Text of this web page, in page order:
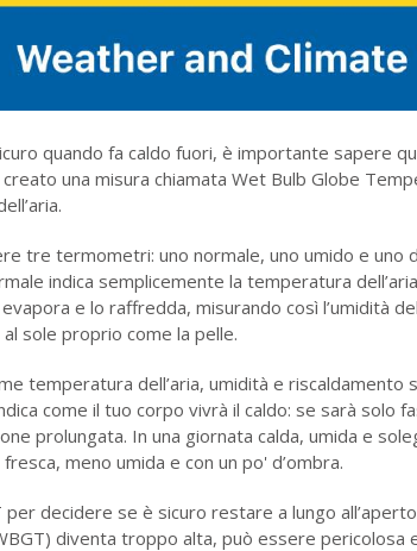
quando fa caldo fuori, è importante sapere
creato una misura chiamata Wet Bulb Globe
tre termometri: uno normale, uno umido e uno
indica semplicemente la temperatura
evapora e lo raffredda, misurando così l’umidità
al sole proprio come la pelle.
temperatura dell’aria, umidità e riscaldamento
come il tuo corpo vivrà il caldo: se sarà solo
prolungata. In una giornata calda, umida e
meno umida e con un po' d’ombra.
per decidere se è sicuro restare a lungo
diventa troppo alta, può essere pericolosa